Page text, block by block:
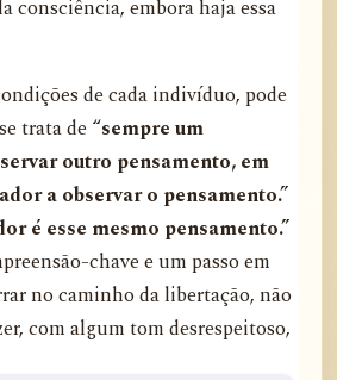
consciência, embora haja essa
de cada indivíduo, pode
trata de“sempre um
outro pensamento, em
a observar o pensamento.”
é esse mesmo pensamento.”
chave e um passo em
no caminho da libertação, não
com algum tom desrespeitoso,